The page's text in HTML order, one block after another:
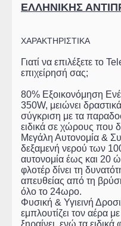
ΕΛΛΗΝΙΚΗΣ
ΧΑΡΑΚΤΗΡΙΣΤΙΚΑ
Γιατί να επιλέξετε το
επιχείρησή σας;
80% Εξοικονόμηση
350W, μειώνει
σύγκριση με τα
ειδικά σε χώρους που
Μεγάλη Αυτονομία &
δεξαμενή νερού των
αυτονομία έως και 20
φλοτέρ δίνει τη
απευθείας από τη
όλο το 24ωρο.
Φυσική & Υγιεινή
εμπλουτίζει τον αέρα
ξηραίνει, ενώ τα